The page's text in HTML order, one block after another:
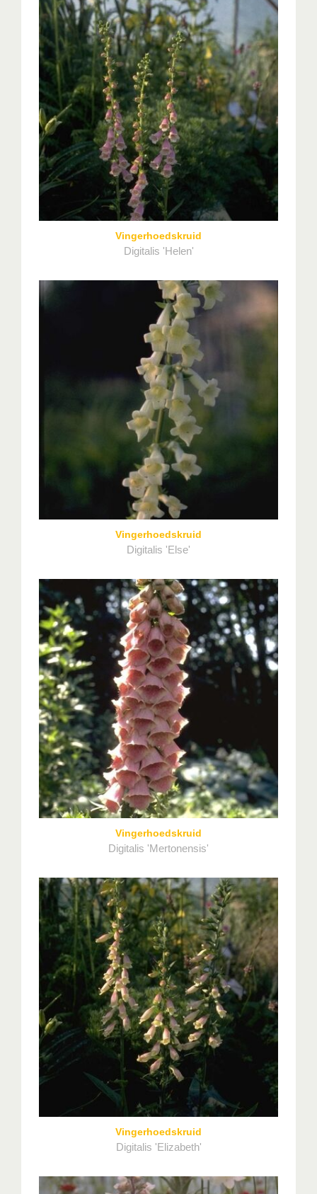
Vingerhoedskruid
Digitalis 'Helen'
Vingerhoedskruid
Digitalis 'Else'
Vingerhoedskruid
Digitalis 'Mertonensis'
Vingerhoedskruid
Digitalis 'Elizabeth'